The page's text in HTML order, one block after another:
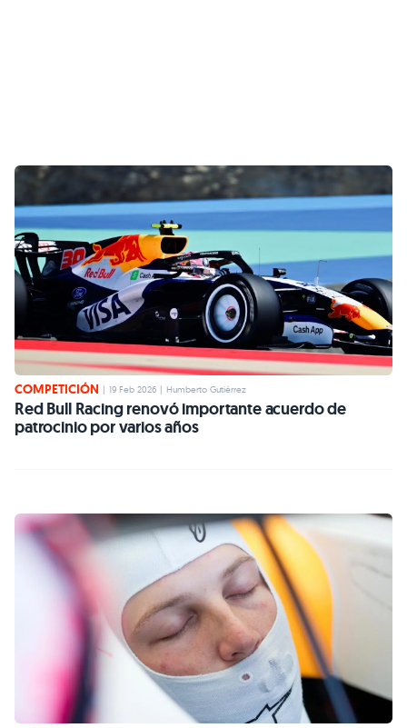
COMPETICIÓN | 19 Feb 2026 | Humberto Gutiérrez
Red Bull Racing renovó importante acuerdo de
patrocinio por varios años